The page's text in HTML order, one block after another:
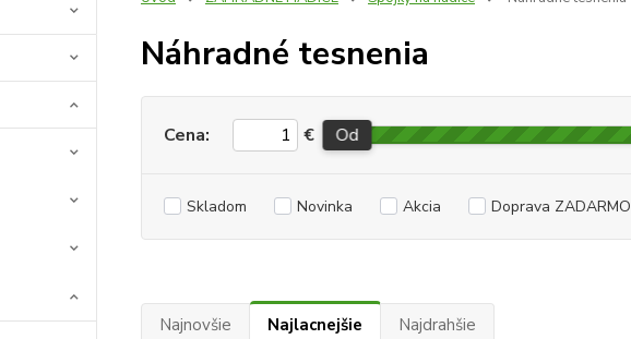
Náhradné tesnenia
Cena: € Od
Skladom Novinka Akcia Doprava ZADARMO
Najnovšie Najlacnejšie Najdrahšie